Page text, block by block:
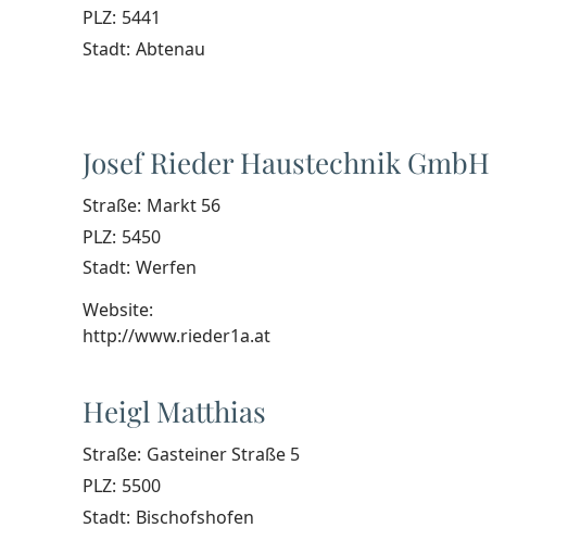
PLZ: 5441
Stadt: Abtenau
Josef Rieder Haustechnik GmbH
Straße: Markt 56
PLZ: 5450
Stadt: Werfen
Website:
http://www.rieder1a.at
Heigl Matthias
Straße: Gasteiner Straße 5
PLZ: 5500
Stadt: Bischofshofen